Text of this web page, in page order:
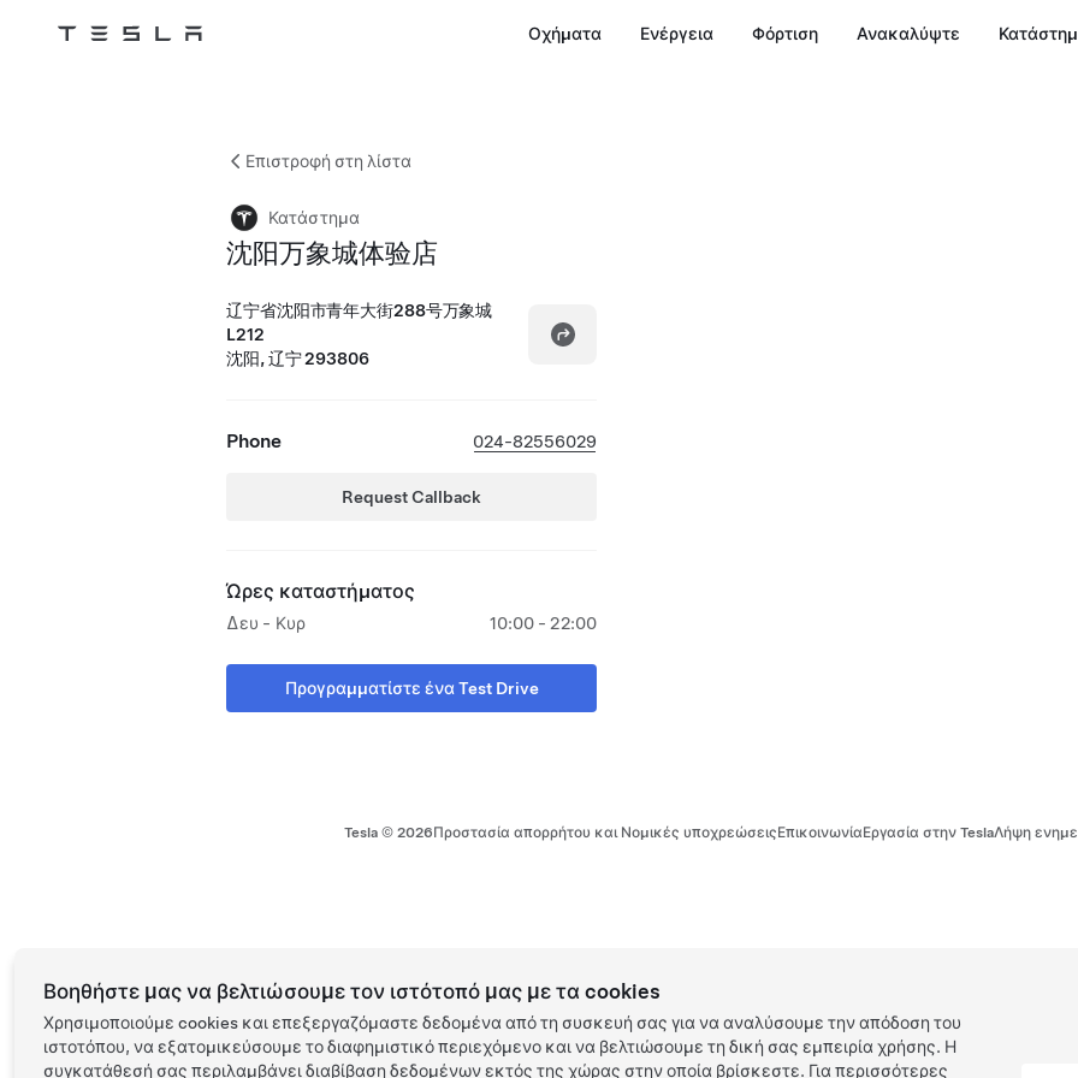
Tesla Οχήματα Ενέργεια Φόρτιση Ανακαλύψτε
Επιστροφή στη λίστα
Κατάστημα
沈阳万象城体验店
辽宁省沈阳市青年大街288号万象城
L212
沈阳, 辽宁 293806
Phone 024-82556029
Request Callback
Ώρες καταστήματος
Δευ - Κυρ 10:00 - 22:00
Προγραμματίστε ένα Test Drive
Tesla © 2026Προστασία απορρήτου και Νομικές υποχρεώσειςΕπικοινωνίαΕργασία στην TeslaΛήψη
Βοηθήστε μας να βελτιώσουμε τον ιστότοπό μας με τα cookies
Χρησιμοποιούμε cookies και επεξεργαζόμαστε δεδομένα από τη συσκευή σας για να αναλύσουμε την απόδοση του
ιστοτόπου, να εξατομικεύσουμε το διαφημιστικό περιεχόμενο και να βελτιώσουμε τη δική σας εμπειρία χρήσης. Η
συγκατάθεσή σας περιλαμβάνει διαβίβαση δεδομένων εκτός της χώρας στην οποία βρίσκεστε. Για περισσότερες